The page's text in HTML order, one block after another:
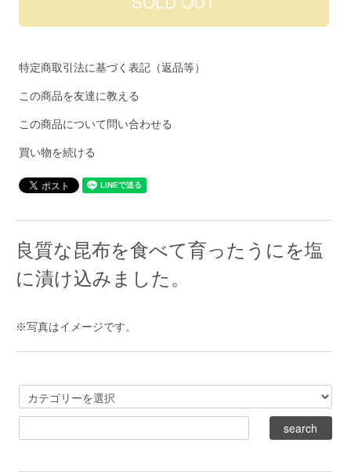
特定商取引法に基づく表記（返品等）
この商品を友達に教える
この商品について問い合わせる
買い物を続ける
良質な昆布を食べて育ったうにを塩
に漬け込みました。
※写真はイメージです。